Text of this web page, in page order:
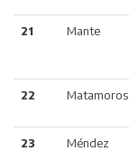
21 Mante
22 Matamoros
23 Méndez